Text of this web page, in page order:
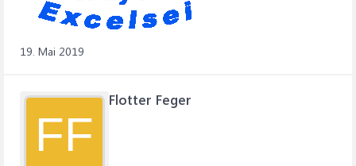
19. Mai 2019
FF
Flotter Feger